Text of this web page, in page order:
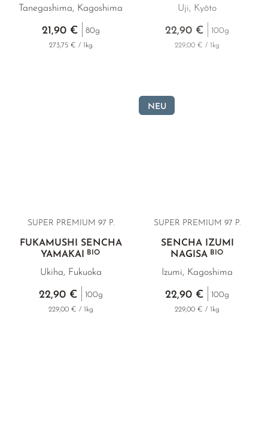
Tanegashima, Kagoshima
21,90 € 80g
273,75 € / 1kg
Uji, Kyōto
22,90 € 100g
229,00 € / 1kg
SUPER PREMIUM 97 P.
FUKAMUSHI SENCHA
YAMAKAIBIO
Ukiha, Fukuoka
22,90 € 100g
229,00 € / 1kg
NEU
SUPER PREMIUM 97 P.
SENCHA IZUMI
NAGISABIO
Izumi, Kagoshima
22,90 € 100g
229,00 € / 1kg